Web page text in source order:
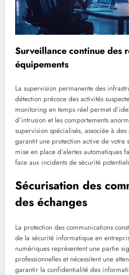
Surveillance continue des
équipements
La supervision permanente des
détection précoce des activités
monitoring en temps réel permet
d’intrusion et les comportements
supervision spécialisés, associée à
garantit une protection active de votre
mise en place d’alertes automatiques
face aux incidents de sécurité
Sécurisation des
des échanges
La protection des communications
de la sécurité informatique en
numériques représentent une partie
professionnelles et nécessitent une
garantir la confidentialité des